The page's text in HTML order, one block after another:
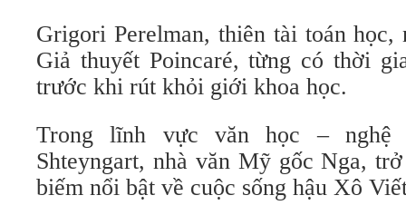
Grigori Perelman, thiên tài toán
Giả thuyết Poincaré, từng có thời
trước khi rút khỏi giới khoa học.
Trong lĩnh vực văn học – nghệ
Shteyngart, nhà văn Mỹ gốc Nga,
biếm nổi bật về cuộc sống hậu Xô